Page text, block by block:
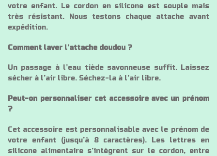
votre enfant. Le cordon en silicone est souple mais
très résistant. Nous testons chaque attache avant
expédition.
Comment laver l’attache doudou ?
Un passage à l’eau tiède savonneuse suffit. Laissez
sécher à l’air libre. Séchez-la à l’air libre.
Peut-on personnaliser cet accessoire avec un prénom
?
Cet accessoire est personnalisable avec le prénom de
votre enfant (jusqu’à 8 caractères). Les lettres en
silicone alimentaire s’intègrent sur le cordon, entre